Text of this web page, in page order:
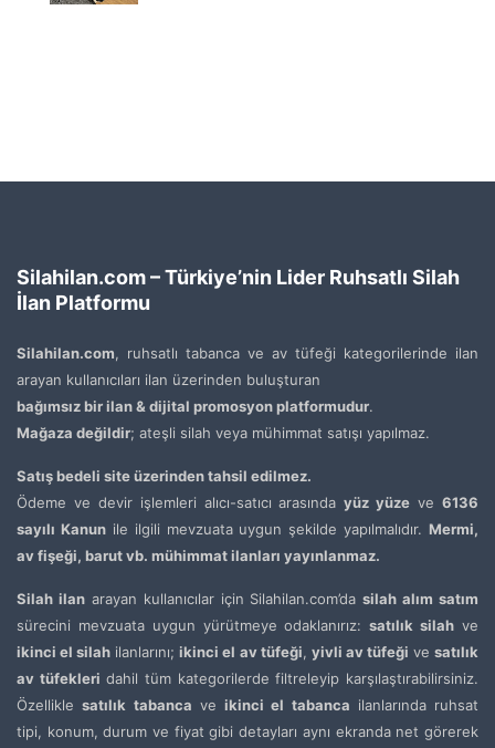
Silahilan.com – Türkiye’nin Lider Ruhsatlı Silah
İlan Platformu
Silahilan.com, ruhsatlı tabanca ve av tüfeği kategorilerinde ilan
arayan kullanıcıları ilan üzerinden buluşturan
bağımsız bir ilan & dijital promosyon platformudur.
Mağaza değildir; ateşli silah veya mühimmat satışı yapılmaz.
Satış bedeli site üzerinden tahsil edilmez.
Ödeme ve devir işlemleri alıcı-satıcı arasındayüz yüze ve6136
sayılı Kanunile ilgili mevzuata uygun şekilde yapılmalıdır. Mermi,
av fişeği, barut vb. mühimmat ilanları yayınlanmaz.
Silah ilanarayan kullanıcılar için Silahilan.com’dasilah alım satım
sürecini mevzuata uygun yürütmeye odaklanırız:satılık silah ve
ikinci el silah ilanlarını;ikinci el av tüfeği, yivli av tüfeği vesatılık
av tüfekleri dahil tüm kategorilerde filtreleyip karşılaştırabilirsiniz.
Özelliklesatılık tabanca ve ikinci el tabanca ilanlarında ruhsat
tipi, konum, durum ve fiyat gibi detayları aynı ekranda net görerek